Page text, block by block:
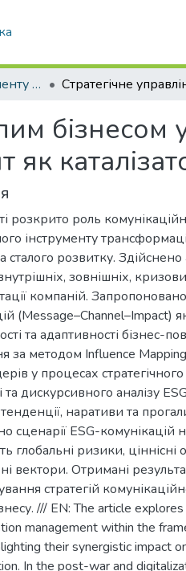
Кафедра Менеджменту та публічного адміністрування
бізнесом
розкрито роль
інструменту
сталого розвитку.
зовнішніх,
компаній.
(Message–Channel–Impact)
та адаптивності бізнес-
за методом Influence Mapping
у процесах
та дискурсивного аналізу
наративи та
сценарії ESG-
глобальні ризики, ціннісні
вектори. Отримані
стратегій
/// EN: The article
management within the
their synergistic impact
In the post-war and